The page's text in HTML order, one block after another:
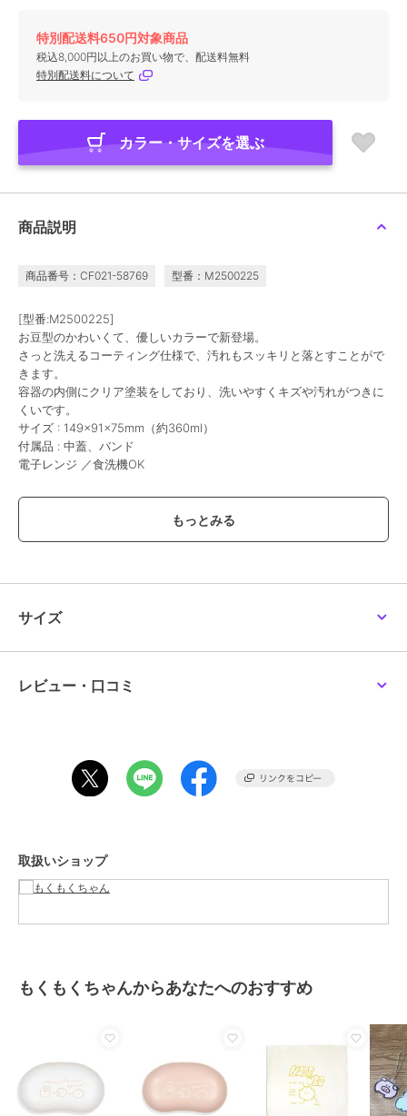
特別配送料650円対象商品
税込8,000円以上のお買い物で、配送料無料
特別配送料について
カラー・サイズを選ぶ
商品説明
商品番号：CF021-58769 型番：M2500225
[型番:M2500225]
お豆型のかわいくて、優しいカラーで新登場。
さっと洗えるコーティング仕様で、汚れもスッキリと落とすことがで
きます。
容器の内側にクリア塗装をしており、洗いやすくキズや汚れがつきに
くいです。
サイズ : 149×91×75mm（約360ml）
付属品 : 中蓋、バンド
電子レンジ ／食洗機OK
ショップ もくもくちゃん
商品カテゴリ
カラー ＊＊
サイズ
日本製
サイズ
レビュー・口コミ
取扱いショップ
もくもくちゃんからあなたへのおすすめ